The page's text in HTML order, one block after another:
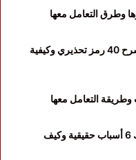
وطرق التعامل معها
علامات الطبلون تويوتا: الدليل الكامل لشرح 40 رمز تحذيري وكيفية
لمبة البطارية مضاءة على الطبلون؟ إليك 6 أسباب حقيقية وكيف